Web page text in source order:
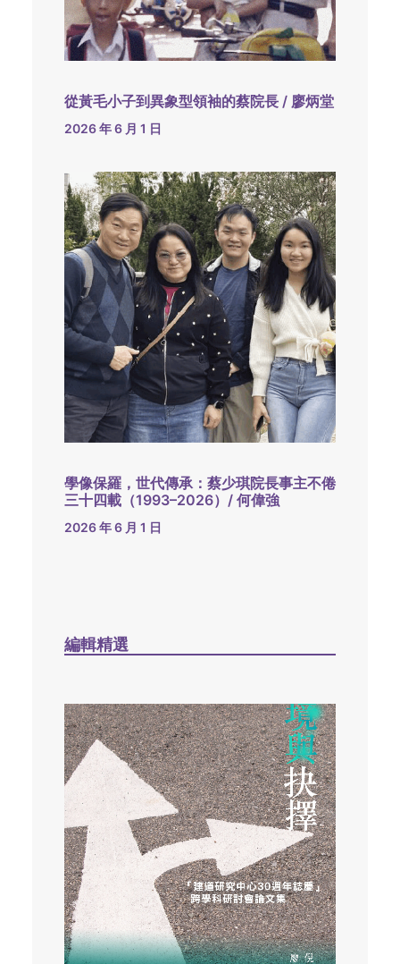
從黃毛小子到異象型領袖的蔡院長 / 廖炳堂
2026 年 6 月 1 日
學像保羅，世代傳承：蔡少琪院長事主不倦
三十四載（1993–2026）/ 何偉強
2026 年 6 月 1 日
編輯精選